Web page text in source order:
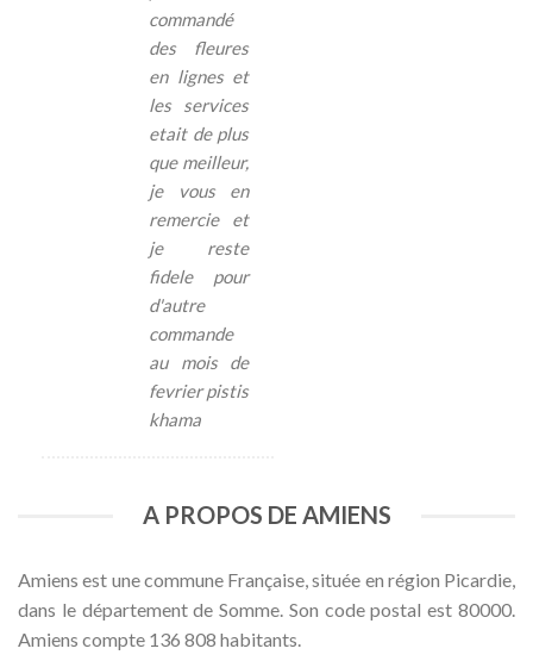
commandé
des fleures
en lignes et
les services
etait de plus
que meilleur,
je vous en
remercie et
je reste
fidele pour
d'autre
commande
au mois de
fevrier pistis
khama
A PROPOS DE AMIENS
Amiens est une commune Française, située en région Picardie,
dans le département de Somme. Son code postal est 80000.
Amiens compte 136 808 habitants.